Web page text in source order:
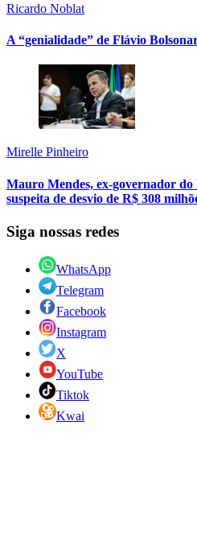
Ricardo Noblat
A “genialidade” de Flávio
Mirelle Pinheiro
Mauro Mendes, ex-governador
suspeita de desvio de R$ 308
Siga nossas redes
WhatsApp
Telegram
Facebook
Instagram
X
YouTube
Tiktok
Kwai